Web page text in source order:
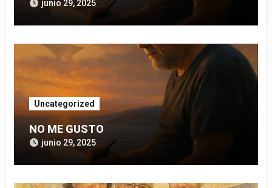
junio 29, 2025
Uncategorized
NO ME GUSTO
junio 29, 2025